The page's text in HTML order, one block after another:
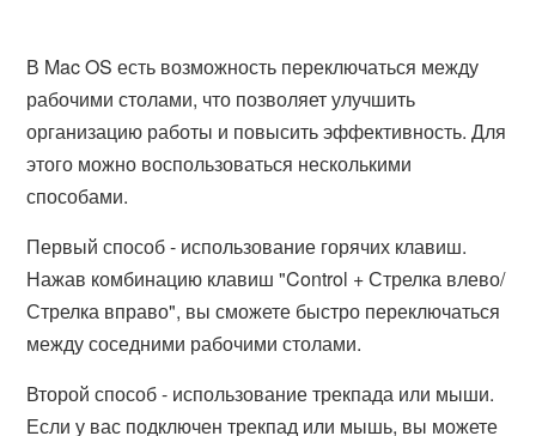
В Mac OS есть возможность переключаться между
рабочими столами, что позволяет улучшить
организацию работы и повысить эффективность. Для
этого можно воспользоваться несколькими
способами.
Первый способ - использование горячих клавиш.
Нажав комбинацию клавиш "Control + Стрелка влево/
Стрелка вправо", вы сможете быстро переключаться
между соседними рабочими столами.
Второй способ - использование трекпада или мыши.
Если у вас подключен трекпад или мышь, вы можете